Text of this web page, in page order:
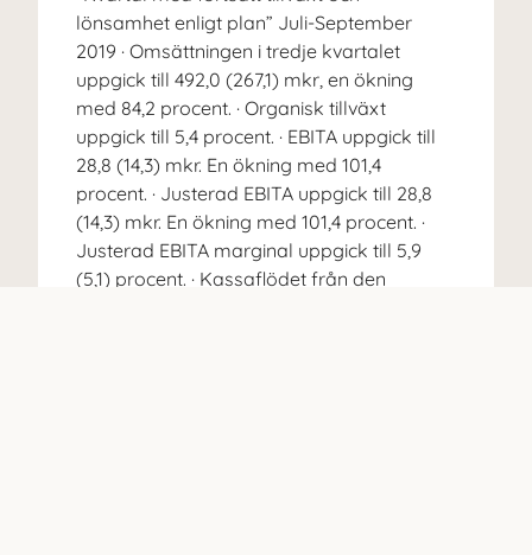
lönsamhet enligt plan” Juli-September
2019 · Omsättningen i tredje kvartalet
uppgick till 492,0 (267,1) mkr, en ökning
med 84,2 procent. · Organisk tillväxt
uppgick till 5,4 procent. · EBITA uppgick till
28,8 (14,3) mkr. En ökning med 101,4
procent. · Justerad EBITA uppgick till 28,8
(14,3) mkr. En ökning med 101,4 procent. ·
Justerad EBITA marginal uppgick till 5,9
(5,1) procent. · Kassaflödet från den